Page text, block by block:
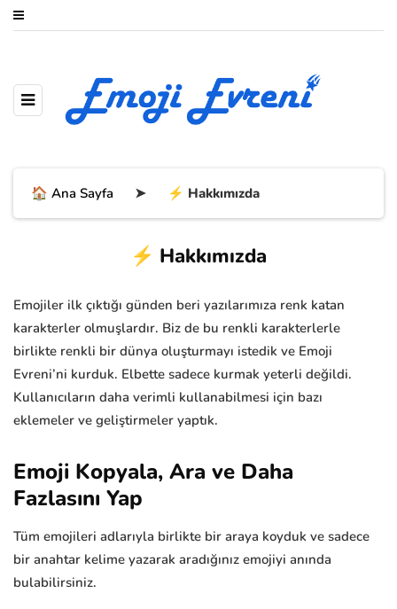
🏠 Ana Sayfa ➤ ⚡ Hakkımızda
⚡ Hakkımızda
Emojiler ilk çıktığı günden beri yazılarımıza renk katan
karakterler olmuşlardır. Biz de bu renkli karakterlerle
birlikte renkli bir dünya oluşturmayı istedik ve Emoji
Evreni’ni kurduk. Elbette sadece kurmak yeterli değildi.
Kullanıcıların daha verimli kullanabilmesi için bazı
eklemeler ve geliştirmeler yaptık.
Emoji Kopyala, Ara ve Daha
Fazlasını Yap
Tüm emojileri adlarıyla birlikte bir araya koyduk ve sadece
bir anahtar kelime yazarak aradığınız emojiyi anında
bulabilirsiniz.